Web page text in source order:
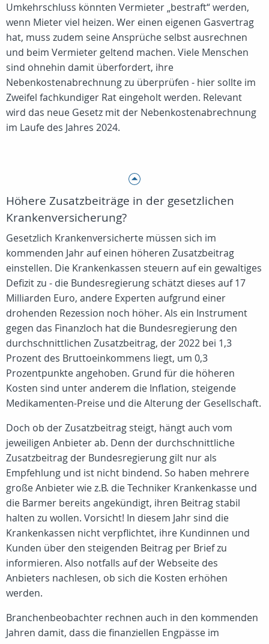
Umkehrschluss könnten Vermieter „bestraft“ werden,
wenn Mieter viel heizen. Wer einen eigenen Gasvertrag
hat, muss zudem seine Ansprüche selbst ausrechnen
und beim Vermieter geltend machen. Viele Menschen
sind ohnehin damit überfordert, ihre
Nebenkostenabrechnung zu überprüfen - hier sollte im
Zweifel fachkundiger Rat eingeholt werden. Relevant
wird das neue Gesetz mit der Nebenkostenabrechnung
im Laufe des Jahres 2024.
Höhere Zusatzbeiträge in der gesetzlichen
Krankenversicherung?
Gesetzlich Krankenversicherte müssen sich im
kommenden Jahr auf einen höheren Zusatzbeitrag
einstellen. Die Krankenkassen steuern auf ein gewaltiges
Defizit zu - die Bundesregierung schätzt dieses auf 17
Milliarden Euro, andere Experten aufgrund einer
drohenden Rezession noch höher. Als ein Instrument
gegen das Finanzloch hat die Bundesregierung den
durchschnittlichen Zusatzbeitrag, der 2022 bei 1,3
Prozent des Bruttoeinkommens liegt, um 0,3
Prozentpunkte angehoben. Grund für die höheren
Kosten sind unter anderem die Inflation, steigende
Medikamenten-Preise und die Alterung der Gesellschaft.
Doch ob der Zusatzbeitrag steigt, hängt auch vom
jeweiligen Anbieter ab. Denn der durchschnittliche
Zusatzbeitrag der Bundesregierung gilt nur als
Empfehlung und ist nicht bindend. So haben mehrere
große Anbieter wie z.B. die Techniker Krankenkasse und
die Barmer bereits angekündigt, ihren Beitrag stabil
halten zu wollen. Vorsicht! In diesem Jahr sind die
Krankenkassen nicht verpflichtet, ihre Kundinnen und
Kunden über den steigenden Beitrag per Brief zu
informieren. Also notfalls auf der Webseite des
Anbieters nachlesen, ob sich die Kosten erhöhen
werden.
Branchenbeobachter rechnen auch in den kommenden
Jahren damit, dass die finanziellen Engpässe im